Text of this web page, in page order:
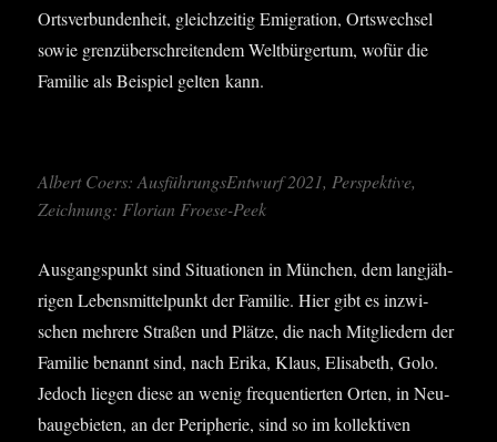
Orts­ver­bun­den­heit, gleich­zei­tig Emi­gra­ti­on, Orts­wech­sel
sowie grenz­über­schrei­ten­dem Welt­bür­ger­tum, wofür die
Fami­lie als Bei­spiel gel­ten kann.
Albert Coers: Aus­füh­rungs­Ent­wurf 2021, Per­spek­ti­ve,
Zeich­nung: Flo­ri­an Froese-Peek
Aus­gangs­punkt sind Situa­tio­nen in Mün­chen, dem lang­jäh­
ri­gen Lebens­mit­tel­punkt der Fami­lie. Hier gibt es inzwi­
schen meh­re­re Stra­ßen und Plät­ze, die nach Mit­glie­dern der
Fami­lie benannt sind, nach Eri­ka, Klaus, Eli­sa­beth, Golo.
Jedoch lie­gen die­se an wenig fre­quen­tier­ten Orten, in Neu­
bau­ge­bie­ten, an der Peri­phe­rie, sind so im kol­lek­ti­ven